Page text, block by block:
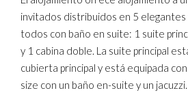
invitados distribuidos en 5
todos con baño en suite: 1 suite
y 1 cabina doble. La suite principal
cubierta principal y está equipada con
size con un baño en-suite y un